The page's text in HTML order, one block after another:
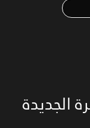
الجديدة